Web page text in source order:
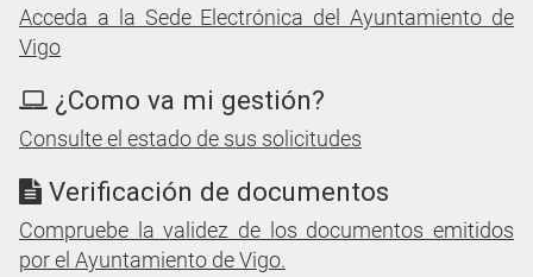
Acceda a la Sede Electrónica del Ayuntamiento de
Vigo
¿Como va mi gestión?
Consulte el estado de sus solicitudes
Verificación de documentos
Compruebe la validez de los documentos emitidos
por el Ayuntamiento de Vigo.